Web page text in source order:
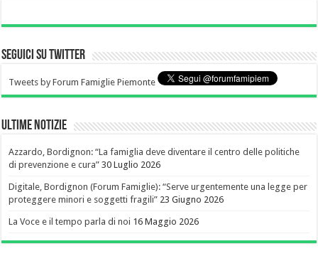
Seguici su Twitter
Tweets by Forum Famiglie Piemonte
Ultime notizie
Azzardo, Bordignon: “La famiglia deve diventare il centro delle politiche
di prevenzione e cura” 30 Luglio 2026
Digitale, Bordignon (Forum Famiglie): “Serve urgentemente una legge per
proteggere minori e soggetti fragili” 23 Giugno 2026
La Voce e il tempo parla di noi 16 Maggio 2026